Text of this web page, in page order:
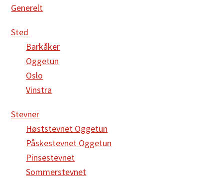
Generelt
Sted
Barkåker
Oggetun
Oslo
Vinstra
Stevner
Høststevnet Oggetun
Påskestevnet Oggetun
Pinsestevnet
Sommerstevnet